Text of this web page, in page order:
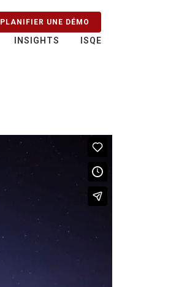
PLANIFIER UNE DÉMO
INSIGHTS ISQE